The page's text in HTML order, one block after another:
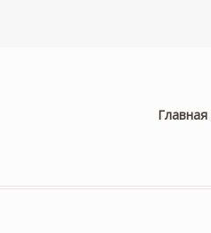
Главная